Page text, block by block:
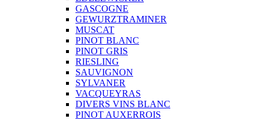
GASCOGNE
GEWURZTRAMINER
MUSCAT
PINOT BLANC
PINOT GRIS
RIESLING
SAUVIGNON
SYLVANER
VACQUEYRAS
DIVERS VINS BLANC
PINOT AUXERROIS